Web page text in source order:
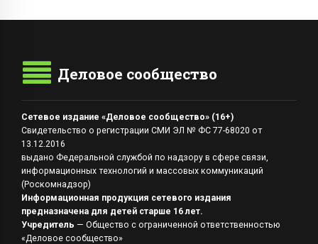
Деловое сообщество
Сетевое издание «Деловое сообщество» (16+)
Свидетельство о регистрации СМИ ЭЛ № ФС 77-68020 от
13.12.2016
выдано Федеральной службой по надзору в сфере связи,
информационных технологий и массовых коммуникаций
(Роскомнадзор)
Информационная продукция сетевого издания
предназначена для детей старше 16 лет.
Учредитель — Общество с ограниченной ответственностью
«Деловое сообщество»